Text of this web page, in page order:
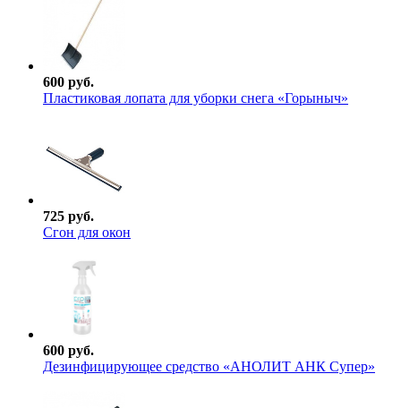
600 руб.
Пластиковая лопата для уборки снега «Горыныч»
725 руб.
Сгон для окон
600 руб.
Дезинфицирующее средство «АНОЛИТ АНК Супер»